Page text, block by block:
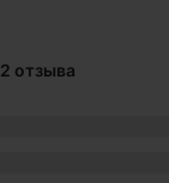
2 отзыва